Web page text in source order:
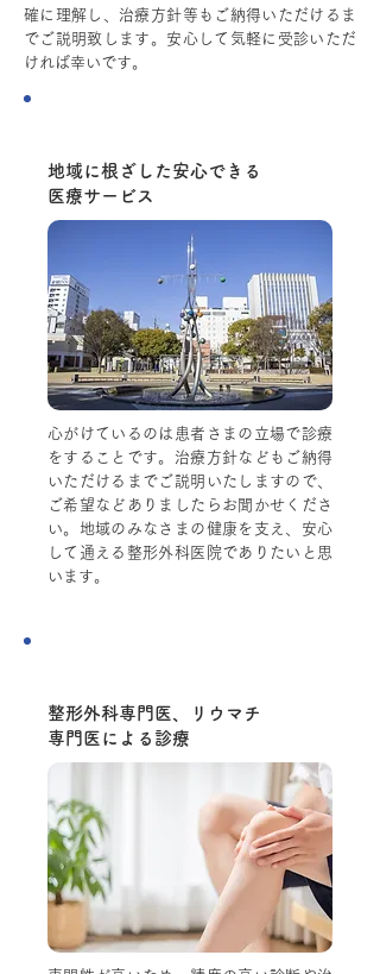
確に理解し、治療方針等もご納得いただけるま
でご説明致します。安心して気軽に受診いただ
ければ幸いです。
地域に根ざした安心できる
医療サービス
心がけているのは患者さまの立場で診療
をすることです。治療方針などもご納得
いただけるまでご説明いたしますので、
ご希望などありましたらお聞かせくださ
い。地域のみなさまの健康を支え、安心
して通える整形外科医院でありたいと思
います。
整形外科専門医、リウマチ
専門医による診療